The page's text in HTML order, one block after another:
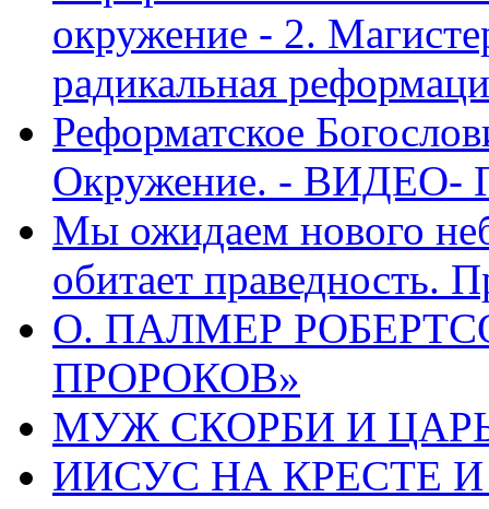
окружение - 2.
радикальная
Реформатское
Окружение. - ВИДЕО-
Мы ожидаем нового
обитает праведность.
О. ПАЛМЕР
ПРОРОКОВ»
МУЖ СКОРБИ И ЦАРЬ
ИИСУС НА КРЕСТЕ